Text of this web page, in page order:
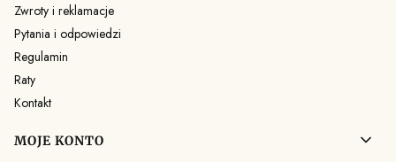
Zwroty i reklamacje
Pytania i odpowiedzi
Regulamin
Raty
Kontakt
MOJE KONTO